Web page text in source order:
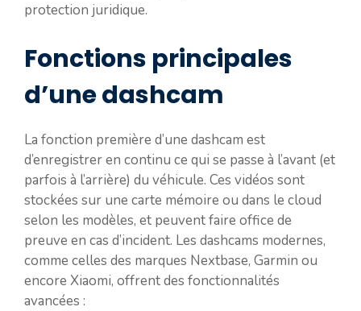
protection juridique.
Fonctions principales
d’une dashcam
La fonction première d’une dashcam est
d’enregistrer en continu ce qui se passe à l’avant (et
parfois à l’arrière) du véhicule. Ces vidéos sont
stockées sur une carte mémoire ou dans le cloud
selon les modèles, et peuvent faire office de
preuve en cas d’incident. Les dashcams modernes,
comme celles des marques Nextbase, Garmin ou
encore Xiaomi, offrent des fonctionnalités
avancées :